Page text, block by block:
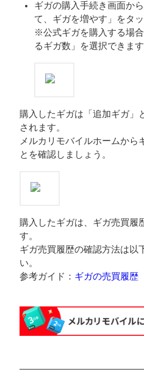
ギガの購入手続き画面か
て、ギガを増やす」をタ
※公式ギガを購入する場
るギガ数」を選択できます
購入したギガは「追加ギガ」
されます。
メルカリモバイルホームから
とを確認しましょう。
購入したギガは、ギガ売買履
す。
ギガ売買履歴の確認方法は以
い。
参考ガイド： ギガの売買履歴